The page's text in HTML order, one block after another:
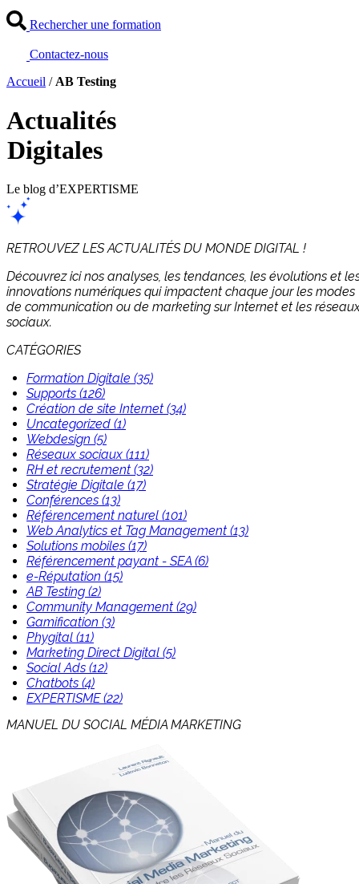
Rechercher une formation
Contactez-nous
Accueil / AB Testing
Actualités
Digitales
Le blog d’EXPERTISME
RETROUVEZ LES ACTUALITÉS DU MONDE DIGITAL !
Découvrez ici nos analyses, les tendances, les évolutions et
innovations numériques qui impactent chaque jour les modes
de communication ou de marketing sur Internet et les
sociaux.
CATÉGORIES
Formation Digitale (35)
Supports (126)
Création de site Internet (34)
Uncategorized (1)
Webdesign (5)
Réseaux sociaux (111)
RH et recrutement (32)
Stratégie Digitale (17)
Conférences (13)
Référencement naturel (101)
Web Analytics et Tag Management (13)
Solutions mobiles (17)
Référencement payant - SEA (6)
e-Réputation (15)
AB Testing (2)
Community Management (29)
Gamification (3)
Phygital (11)
Marketing Direct Digital (5)
Social Ads (12)
Chatbots (4)
EXPERTISME (22)
MANUEL DU SOCIAL MÉDIA MARKETING